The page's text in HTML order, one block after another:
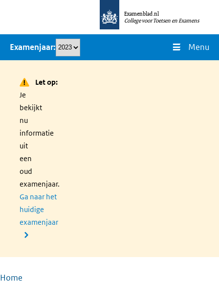
naar
inhoud
Examenblad.nl
College voor Toetsen en Examens
Examenjaar Menu
Let op:
Je
bekijkt
nu
informatie
uit
een
oud
examenjaar.
Ga naar het
huidige
examenjaar
Home